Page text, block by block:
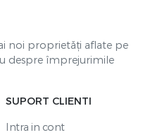
noi proprietăți aflate pe
despre împrejurimile
SUPORT CLIENTI
Intra in cont